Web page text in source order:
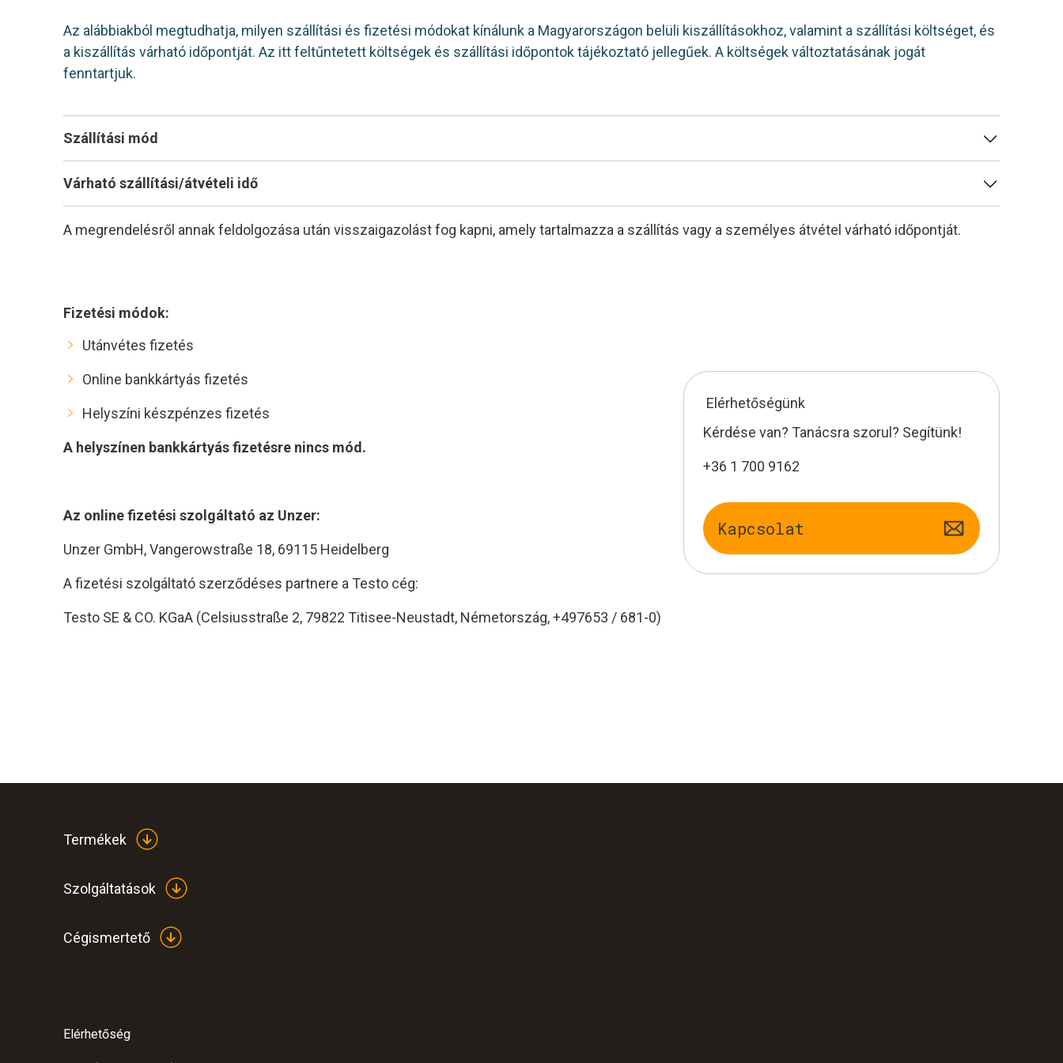
Az alábbiakból megtudhatja, milyen szállítási és fizetési módokat kínálunk a Magyarországon belüli kiszállításokhoz, valamint a szállítási költséget, és
a kiszállítás várható időpontját. Az itt feltűntetett költségek és szállítási időpontok tájékoztató jellegűek. A költségek változtatásának jogát
fenntartjuk.
Szállítási mód
Személyes átvétellel: Testo (Magyarország) Ker. Kft., 1139 Budapest, Röppentyű u. 53. földszint
Várható szállítási/átvételi idő
A megrendelésről annak feldolgozása után visszaigazolást fog kapni, amely tartalmazza a szállítás vagy a személyes átvétel várható időpontját.
Fizetési módok:
Utánvétes fizetés
Online bankkártyás fizetés
Helyszíni készpénzes fizetés
A helyszínen bankkártyás fizetésre nincs mód.
Az online fizetési szolgáltató az Unzer:
Unzer GmbH, Vangerowstraße 18, 69115 Heidelberg
A fizetési szolgáltató szerződéses partnere a Testo cég:
Testo SE & CO. KGaA (Celsiusstraße 2, 79822 Titisee-Neustadt, Németország, +497653 / 681-0)
Elérhetőségünk
Kérdése van? Tanácsra szorul? Segítünk!
+36 1 700 9162
Kapcsolat
Termékek
Szolgáltatások
Cégismertető
Elérhetőség